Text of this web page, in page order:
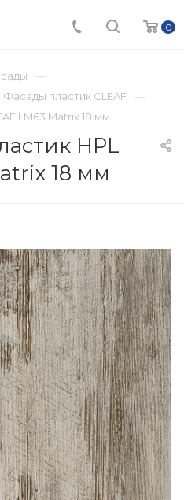
0
Фасады пластик CLEAF
LM63 Matrix 18 мм
HPL
18 мм